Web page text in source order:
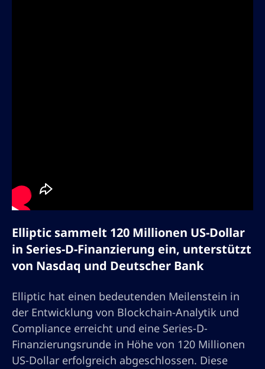
Elliptic sammelt 120 Millionen US-Dollar
in Series-D-Finanzierung ein, unterstützt
von Nasdaq und Deutscher Bank
Elliptic hat einen bedeutenden Meilenstein in
der Entwicklung von Blockchain-Analytik und
Compliance erreicht und eine Series-D-
Finanzierungsrunde in Höhe von 120 Millionen
US-Dollar erfolgreich abgeschlossen. Diese